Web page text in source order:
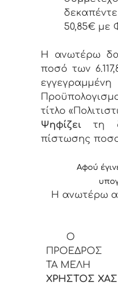
50,85€ με
Η ανωτέρω
ποσό των
τίτλο
Ψηφίζει τη
πίστωσης
Αφού
Η ανωτέρω
Ο
ΤΑ ΜΕΛΗ
ΧΡΗΣΤΟΣ